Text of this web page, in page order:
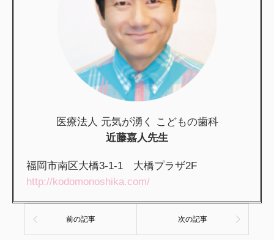
医療法人 元気が湧く こどもの歯科
近藤嘉人先生
福岡市南区大橋3-1-1 大橋プラザ2F
http://kodomonoshika.com/
前の記事 次の記事